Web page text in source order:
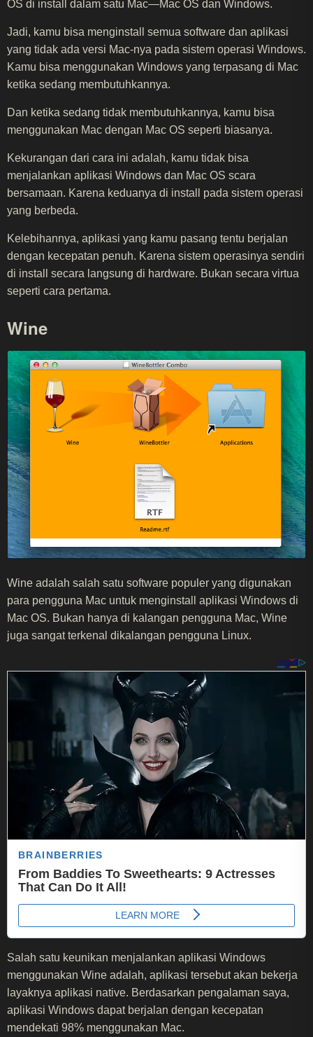
OS di install dalam satu Mac—Mac OS dan Windows.
Jadi, kamu bisa menginstall semua software dan aplikasi
yang tidak ada versi Mac-nya pada sistem operasi Windows.
Kamu bisa menggunakan Windows yang terpasang di Mac
ketika sedang membutuhkannya.
Dan ketika sedang tidak membutuhkannya, kamu bisa
menggunakan Mac dengan Mac OS seperti biasanya.
Kekurangan dari cara ini adalah, kamu tidak bisa
menjalankan aplikasi Windows dan Mac OS scara
bersamaan. Karena keduanya di install pada sistem operasi
yang berbeda.
Kelebihannya, aplikasi yang kamu pasang tentu berjalan
dengan kecepatan penuh. Karena sistem operasinya sendiri
di install secara langsung di hardware. Bukan secara virtua
seperti cara pertama.
Wine
Wine adalah salah satu software populer yang digunakan
para pengguna Mac untuk menginstall aplikasi Windows di
Mac OS. Bukan hanya di kalangan pengguna Mac, Wine
juga sangat terkenal dikalangan pengguna Linux.
Salah satu keunikan menjalankan aplikasi Windows
menggunakan Wine adalah, aplikasi tersebut akan bekerja
layaknya aplikasi native. Berdasarkan pengalaman saya,
aplikasi Windows dapat berjalan dengan kecepatan
mendekati 98% menggunakan Mac.